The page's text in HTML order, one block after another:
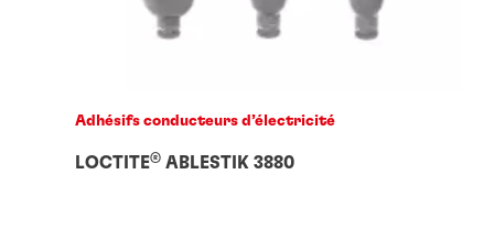
Adhésifs conducteurs d’électricité
LOCTITE® ABLESTIK 3880